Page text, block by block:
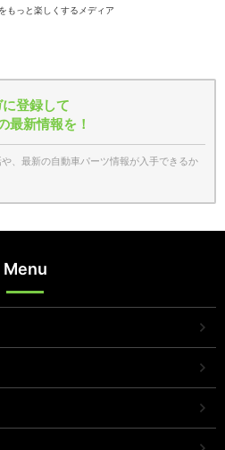
もっと楽しくするメディア
登録して
最新情報を！
、最新の自動車パーツ情報が入手できるか
Menu